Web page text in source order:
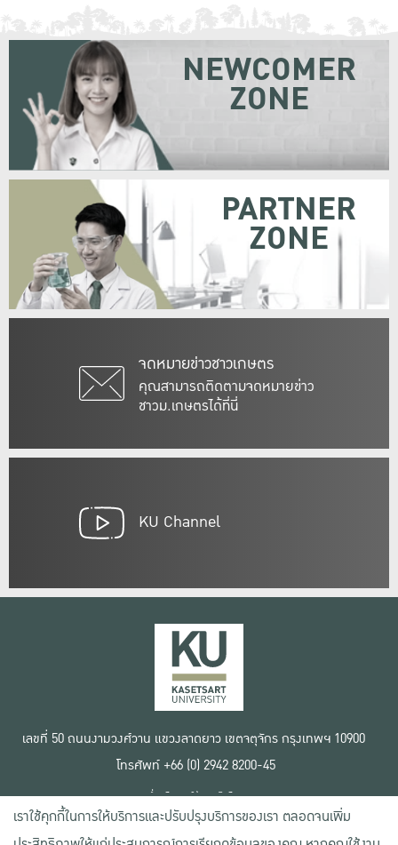
จดหมายข่าวชาวเกษตร
คุณสามารถติดตามจดหมายข่าว
ชาวม.เกษตรได้ที่นี่
NEWCOMER
ZONE
PARTNER
ZONE
KU Channel
เลขที่ 50 ถนนงามวงศ์วาน แขวงลาดยาว เขตจตุจักร กรุงเทพฯ 10900
โทรศัพท์ +66 (0) 2942 8200-45
เงื่อนไขการใช้งานเว็บไซต์
ข้อตกลงด้านสิทธิ์ใช้งาน
นโยบายความเป็นส่วนตัว
เราใช้คุกกี้ในการให้บริการและปรับปรุงบริการของเรา ตลอดจนเพิ่ม